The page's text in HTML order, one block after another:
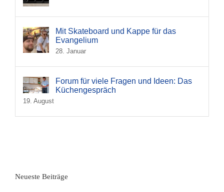
Mit Skateboard und Kappe für das
Evangelium
28. Januar
Forum für viele Fragen und Ideen: Das
Küchengespräch
19. August
Neueste Beiträge